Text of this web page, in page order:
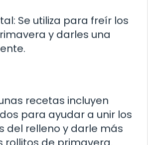
Se utiliza para freír los
y darles una
recetas incluyen
para ayudar a unir los
del relleno y darle más